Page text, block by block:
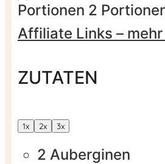
Portionen 2
Affiliate Links –
ZUTATEN
1x 2x 3x
2 Auberginen